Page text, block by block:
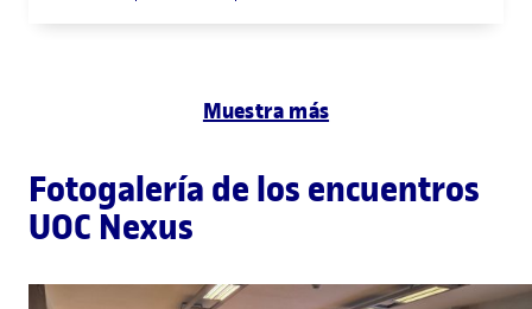
Muestra más
Fotogalería de los encuentros
UOC Nexus